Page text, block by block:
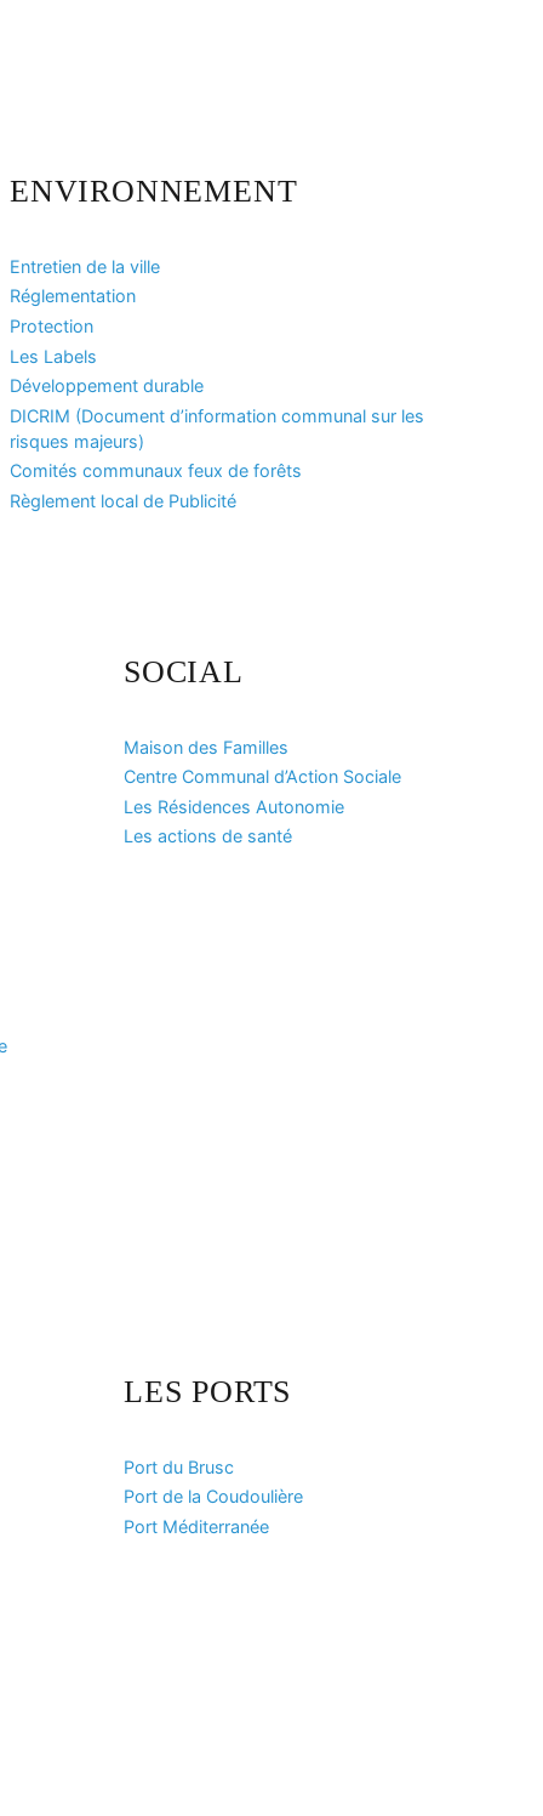
ENVIRONNEMENT
Entretien de la ville
Réglementation
Protection
Les Labels
Développement durable
DICRIM (Document d’information communal sur les
risques majeurs)
Comités communaux feux de forêts
Règlement local de Publicité
SOCIAL
Maison des Familles
Centre Communal d’Action Sociale
Les Résidences Autonomie
Les actions de santé
LES PORTS
Port du Brusc
Port de la Coudoulière
Port Méditerranée